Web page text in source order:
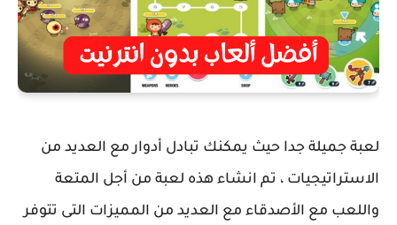
لعبة جميلة جدا حيث يمكنك تبادل أدوار مع العديد من
الاستراتيجيات ، تم انشاء هذه لعبة من أجل المتعة
واللعب مع الأصدقاء مع العديد من المميزات التى تتوفر